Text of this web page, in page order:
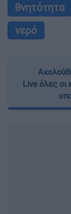
θνητότητα
νερό
Live όλες οι